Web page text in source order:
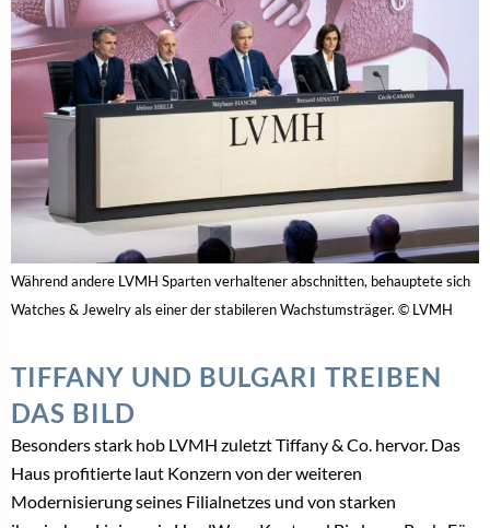
Während andere LVMH Sparten verhaltener abschnitten, behauptete sich
Watches & Jewelry als einer der stabileren Wachstumsträger. © LVMH
TIFFANY UND BULGARI TREIBEN
DAS BILD
Besonders stark hob LVMH zuletzt Tiffany & Co. hervor. Das
Haus profitierte laut Konzern von der weiteren
Modernisierung seines Filialnetzes und von starken